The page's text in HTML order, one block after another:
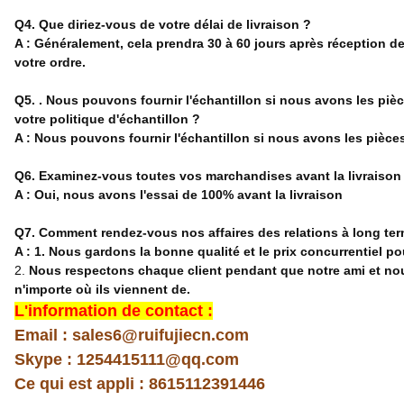
Q4. Que diriez-vous de votre délai de livraison ?
A : Généralement, cela prendra 30 à 60 jours après réception
votre ordre.
Q5. . Nous pouvons fournir l'échantillon si nous avons les
votre politique d'échantillon ?
A : Nous pouvons fournir l'échantillon si nous avons les
Q6. Examinez-vous toutes vos marchandises avant la livraison
A : Oui, nous avons l'essai de 100% avant la livraison
Q7. Comment rendez-vous nos affaires des relations à long
A : 1. Nous gardons la bonne qualité et le prix concurrentiel
2. Nous respectons chaque client pendant que notre ami et
n'importe où ils viennent de.
L'information de contact :
Email : sales6@ruifujiecn.com
Skype : 1254415111@qq.com
Ce qui est appli : 8615112391446